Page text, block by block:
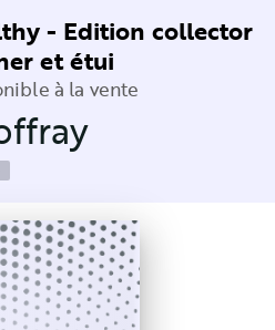
- Edition collector
et étui
à la vente